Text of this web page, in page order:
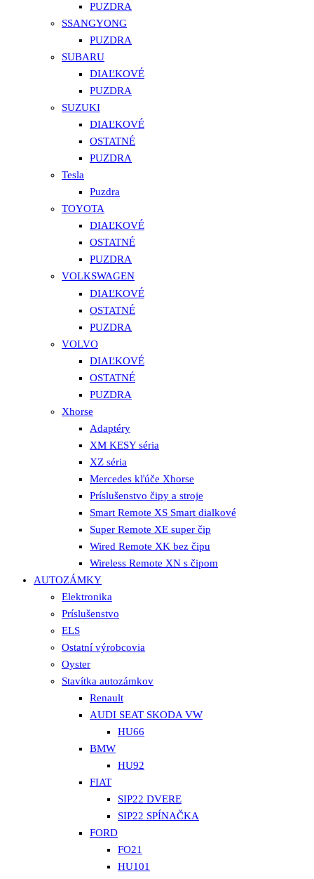
PUZDRA
SSANGYONG
PUZDRA
SUBARU
DIAĽKOVÉ
PUZDRA
SUZUKI
DIAĽKOVÉ
OSTATNÉ
PUZDRA
Tesla
Puzdra
TOYOTA
DIAĽKOVÉ
OSTATNÉ
PUZDRA
VOLKSWAGEN
DIAĽKOVÉ
OSTATNÉ
PUZDRA
VOLVO
DIAĽKOVÉ
OSTATNÉ
PUZDRA
Xhorse
Adaptéry
XM KESY séria
XZ séria
Mercedes kľúče Xhorse
Príslušenstvo čipy a stroje
Smart Remote XS Smart dialkové
Super Remote XE super čip
Wired Remote XK bez čipu
Wireless Remote XN s čipom
AUTOZÁMKY
Elektronika
Príslušenstvo
ELS
Ostatní výrobcovia
Oyster
Stavítka autozámkov
Renault
AUDI SEAT SKODA VW
HU66
BMW
HU92
FIAT
SIP22 DVERE
SIP22 SPÍNAČKA
FORD
FO21
HU101